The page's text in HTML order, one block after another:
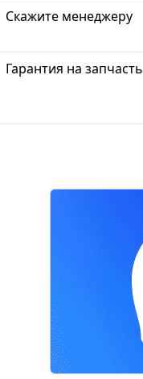
Скажите менеджеру
Гарантия на запчасть